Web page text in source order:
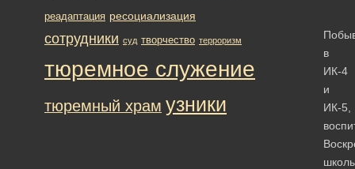
в
ИК-4
и
ИК-5,
реадаптация ресоциализация
сотрудники суд творчество терроризм
тюремное служение
тюремный храм узники